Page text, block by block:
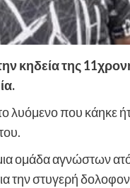
κηδεία της
που κάηκε
ομάδα αγνώστων
την στυγερή